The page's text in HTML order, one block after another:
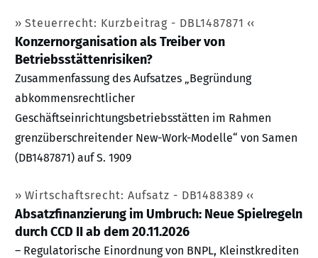
Steuerrecht: Kurzbeitrag - DBL1487871
Konzernorganisation als Treiber von
Betriebsstättenrisiken?
Zusammenfassung des Aufsatzes „Begründung
abkommensrechtlicher
Geschäftseinrichtungsbetriebsstätten im Rahmen
grenzüberschreitender New-Work-Modelle“ von Samen
(DB1487871) auf S. 1909
Wirtschaftsrecht: Aufsatz - DB1488389
Absatzfinanzierung im Umbruch: Neue Spielregeln
durch CCD II ab dem 20.11.2026
– Regulatorische Einordnung von BNPL, Kleinstkrediten